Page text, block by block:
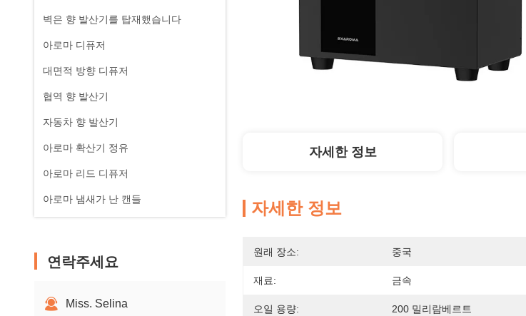
벽은 향 발산기를 탑재했습니다
아로마 디퓨저
대면적 방향 디퓨저
협역 향 발산기
자동차 향 발산기
아로마 확산기 정유
아로마 리드 디퓨저
아로마 냄새가 난 캔들
연락주세요
Miss. Selina
자세한 정보
자세한 정보
원래 장소: 중국
재료: 금속
오일 용량: 200 밀리람베르트